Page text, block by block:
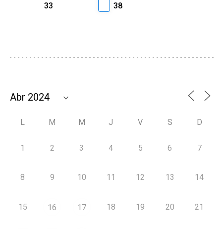
33
38
L M M J V S D
1 2 3 4 5 6 7
8 9 10 11 12 13 14
15 16 17 18 19 20 21